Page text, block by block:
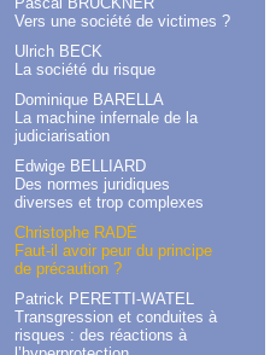
Vers une société de victimes ?
Ulrich BECK
La société du risque
Dominique BARELLA
La machine infernale de la
judiciarisation
Edwige BELLIARD
Des normes juridiques
diverses et trop complexes
Christophe RADÉ
Faut-il avoir peur du principe
de précaution ?
Patrick PERETTI-WATEL
Transgression et conduites à
risques : des réactions à